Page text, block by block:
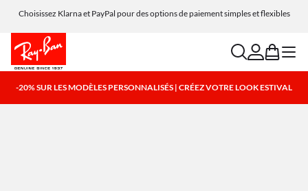
Choisissez Klarna et PayPal pour des options de paiement simples et flexibles
searchaccount
bag menu
-20% SUR LES MODÈLES PERSONNALISÉS | CRÉEZ VOTRE LOOK ESTIVAL